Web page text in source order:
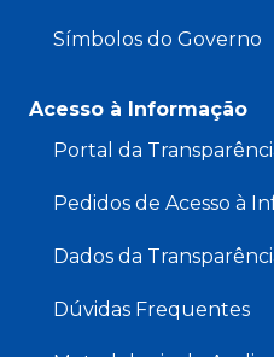
Símbolos do Governo
Acesso à Informação
Portal da
Pedidos de Acesso à
Dados da
Dúvidas Frequentes